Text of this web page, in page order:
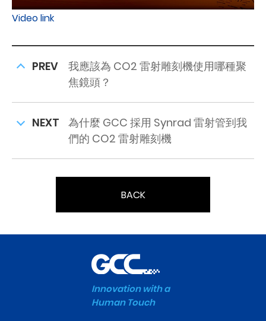
Video link
PREV
我應該為 CO2 雷射雕刻機使用哪種聚
焦鏡頭？
NEXT
為什麼 GCC 採用 Synrad 雷射管到我
們的 CO2 雷射雕刻機
BACK
Innovation with a
Human Touch